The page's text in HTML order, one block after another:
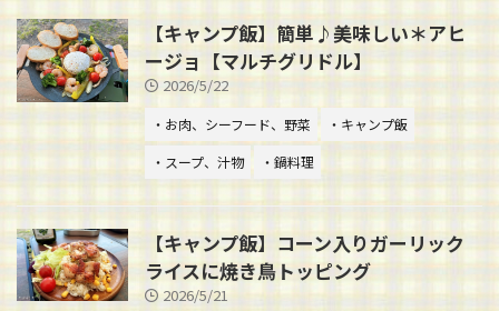
【キャンプ飯】簡単♪美味しい＊アヒ
ージョ【マルチグリドル】
2026/5/22
・お肉、シーフード、野菜
・キャンプ飯
・スープ、汁物
・鍋料理
【キャンプ飯】コーン入りガーリック
ライスに焼き鳥トッピング
2026/5/21